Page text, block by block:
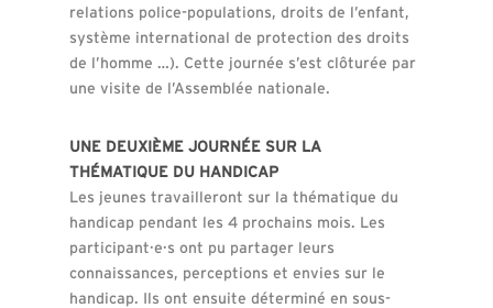
relations police-populations, droits de l’enfant,
système international de protection des droits
de l’homme …). Cette journée s’est clôturée par
une visite de l’Assemblée nationale.
UNE DEUXIÈME JOURNÉE SUR LA
THÉMATIQUE DU HANDICAP
Les jeunes travailleront sur la thématique du
handicap pendant les 4 prochains mois. Les
participant·e·s ont pu partager leurs
connaissances, perceptions et envies sur le
handicap. Ils ont ensuite déterminé en sous-